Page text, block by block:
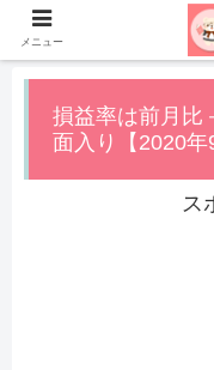
損益率は前月比
面入り【2020年
ス
メニュー